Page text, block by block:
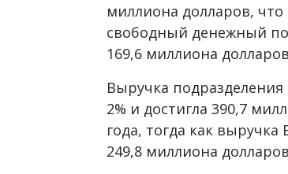
миллиона долларов,
свободный денежный
169,6 миллиона
Выручка
2% и достигла 390,7
года, тогда как
249,8 миллиона